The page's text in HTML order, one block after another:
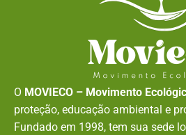
O MOVIECO – Movimento
proteção, educação ambiental e
Fundado em 1998, tem sua sede